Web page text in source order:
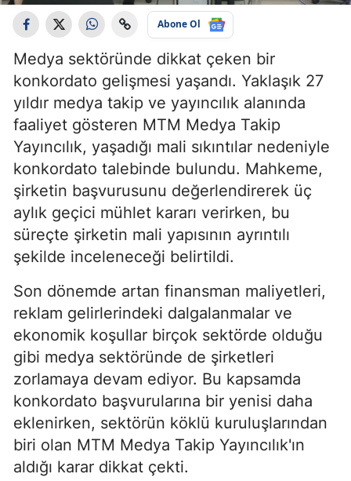
Abone Ol
Medya sektöründe dikkat çeken bir
konkordato gelişmesi yaşandı. Yaklaşık 27
yıldır medya takip ve yayıncılık alanında
faaliyet gösteren MTM Medya Takip
Yayıncılık, yaşadığı mali sıkıntılar nedeniyle
konkordato talebinde bulundu. Mahkeme,
şirketin başvurusunu değerlendirerek üç
aylık geçici mühlet kararı verirken, bu
süreçte şirketin mali yapısının ayrıntılı
şekilde inceleneceği belirtildi.
Son dönemde artan finansman maliyetleri,
reklam gelirlerindeki dalgalanmalar ve
ekonomik koşullar birçok sektörde olduğu
gibi medya sektöründe de şirketleri
zorlamaya devam ediyor. Bu kapsamda
konkordato başvurularına bir yenisi daha
eklenirken, sektörün köklü kuruluşlarından
biri olan MTM Medya Takip Yayıncılık'ın
aldığı karar dikkat çekti.